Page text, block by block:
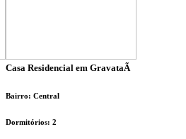
Casa Residencial em GravataÃ­
Bairro: Central
Dormitórios: 2